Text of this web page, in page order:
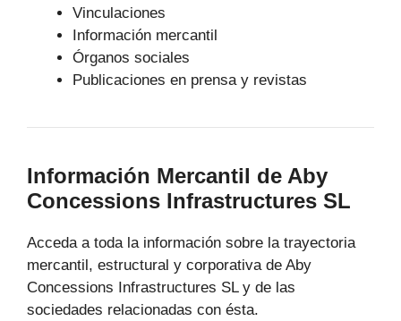
Vinculaciones
Información mercantil
Órganos sociales
Publicaciones en prensa y revistas
Información Mercantil de Aby
Concessions Infrastructures SL
Acceda a toda la información sobre la trayectoria
mercantil, estructural y corporativa de Aby
Concessions Infrastructures SL y de las
sociedades relacionadas con ésta.